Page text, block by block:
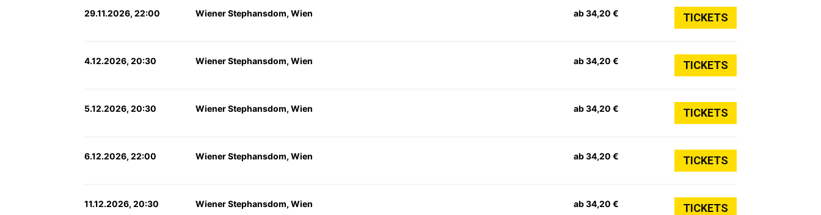
29.11.2026, 22:00 Wiener Stephansdom, Wien ab 34,20 € TICKETS
4.12.2026, 20:30 Wiener Stephansdom, Wien ab 34,20 € TICKETS
5.12.2026, 20:30 Wiener Stephansdom, Wien ab 34,20 € TICKETS
6.12.2026, 22:00 Wiener Stephansdom, Wien ab 34,20 € TICKETS
11.12.2026, 20:30 Wiener Stephansdom, Wien ab 34,20 € TICKETS